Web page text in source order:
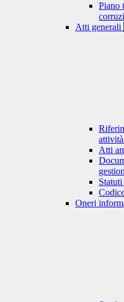
Piano
Atti generali
attività
Atti
Oneri